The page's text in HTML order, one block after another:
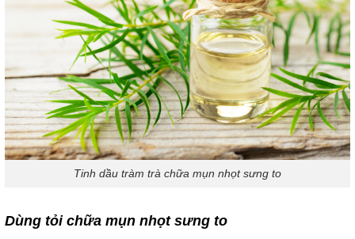
Tinh dầu tràm trà chữa mụn nhọt sưng to
Dùng tỏi chữa mụn nhọt sưng to